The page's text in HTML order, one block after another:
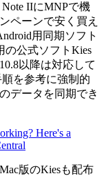
Note IIにMNPで機
ペーンで安く買え
用同期ソフト
の公式ソフトKies
以降は対応して
を参考に強制的
データを同期でき
Here's a
版のKiesも配布